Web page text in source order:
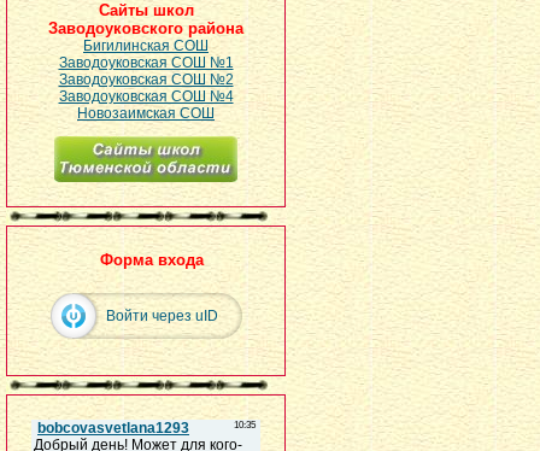
Сайты школ
Заводоуковского района
Бигилинская СОШ
Заводоуковская СОШ №1
Заводоуковская СОШ №2
Заводоуковская СОШ №4
Новозаимская СОШ
Форма входа
Войти через uID